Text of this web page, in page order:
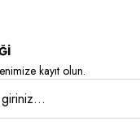
kayıt olun.